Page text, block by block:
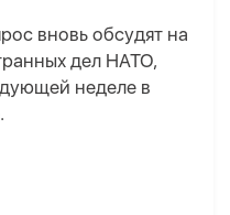
вновь обсудят на
дел НАТО,
неделе в